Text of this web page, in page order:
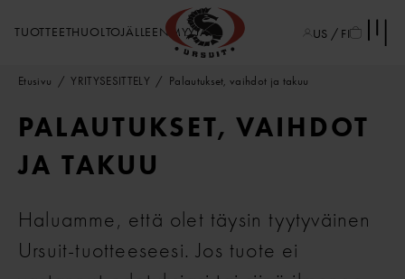
TUOTTEETHUOLTOJÄLLEENMYYJÄT US / FI
Etusivu YRITYSESITTELY Palautukset, vaihdot ja takuu
PALAUTUKSET, VAIHDOT
JA TAKUU
Haluamme, että olet täysin tyytyväinen
Ursuit-tuotteeseesi. Jos tuote ei